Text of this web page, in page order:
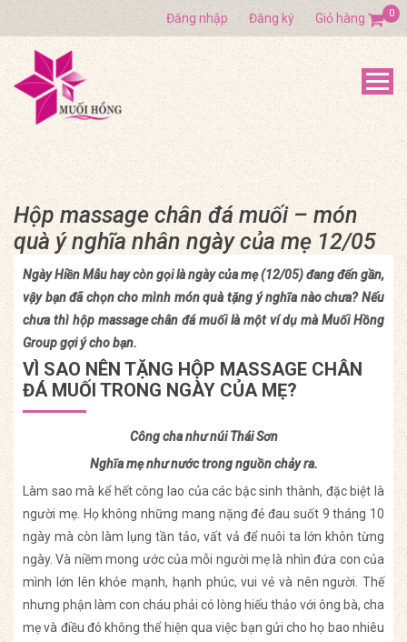
Đăng nhập Đăng ký Giỏ hàng 0
Hộp massage chân đá muối – món
quà ý nghĩa nhân ngày của mẹ 12/05
Ngày Hiền Mẫu hay còn gọi là ngày của mẹ (12/05) đang đến gần,
vậy bạn đã chọn cho mình món quà tặng ý nghĩa nào chưa? Nếu
chưa thì hộp massage chân đá muối là một ví dụ mà Muối Hồng
Group gợi ý cho bạn.
VÌ SAO NÊN TẶNG HỘP MASSAGE CHÂN
ĐÁ MUỐI TRONG NGÀY CỦA MẸ?
Công cha như núi Thái Sơn
Nghĩa mẹ như nước trong nguồn chảy ra.
Làm sao mà kể hết công lao của các bậc sinh thành, đặc biệt là
người mẹ. Họ không những mang nặng đẻ đau suốt 9 tháng 10
ngày mà còn làm lụng tần tảo, vất vả để nuôi ta lớn khôn từng
ngày. Và niềm mong ước của mỗi người mẹ là nhìn đứa con của
mình lớn lên khỏe mạnh, hạnh phúc, vui vẻ và nên người. Thế
nhưng phận làm con cháu phải có lòng hiếu thảo với ông bà, cha
mẹ và điều đó không thể hiện qua việc bạn gửi cho họ bao nhiêu